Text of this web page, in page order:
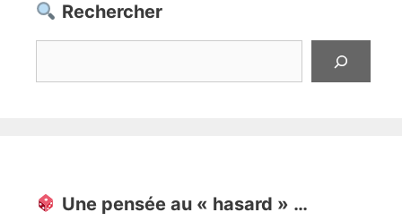
Rechercher
Une pensée au « hasard » …